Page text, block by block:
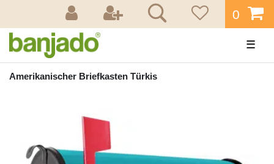
0
☰
Amerikanischer Briefkasten Türkis